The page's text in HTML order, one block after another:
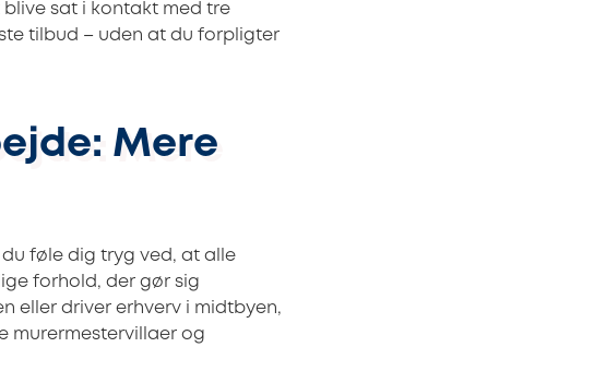
blive sat i kontakt med tre
tilbud – uden at du forpligter
Mere
føle dig tryg ved, at alle
forhold, der gør sig
eller driver erhverv i midtbyen,
murermestervillaer og